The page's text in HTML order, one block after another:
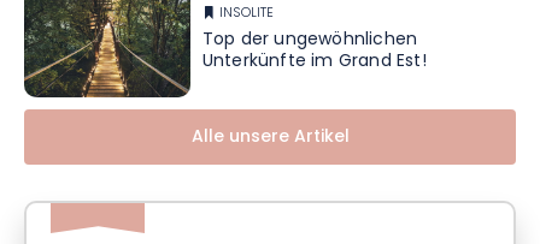
INSOLITE
Top der ungewöhnlichen
Unterkünfte im Grand Est!
Alle unsere Artikel